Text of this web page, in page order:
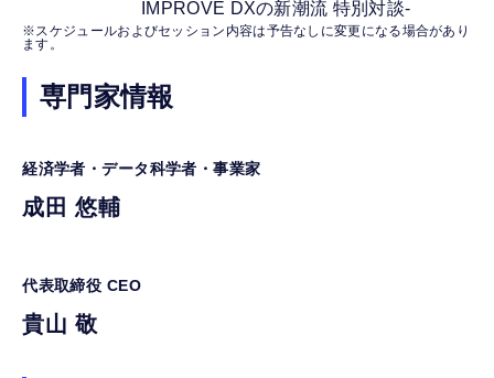
IMPROVE DXの新潮流 特別対談-
※スケジュールおよびセッション内容は予告なしに変更になる場合があり
ます。
専門家情報
経済学者・データ科学者・事業家
成田 悠輔
代表取締役 CEO
貴山 敬